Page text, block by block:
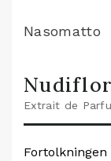
Nasomatto
Extrait de